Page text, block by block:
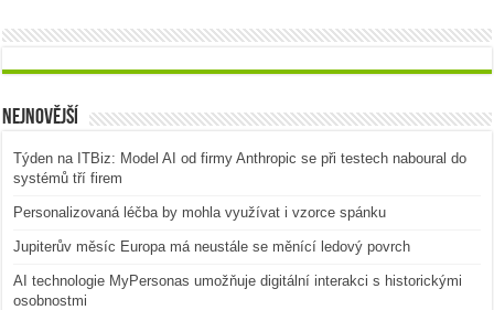
Nejnovější
Týden na ITBiz: Model AI od firmy Anthropic se při testech naboural do
systémů tří firem
Personalizovaná léčba by mohla využívat i vzorce spánku
Jupiterův měsíc Europa má neustále se měnící ledový povrch
AI technologie MyPersonas umožňuje digitální interakci s historickými
osobnostmi